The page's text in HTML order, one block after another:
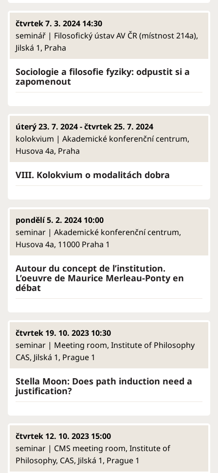
čtvrtek 7. 3. 2024 14:30
seminář | Filosofický ústav AV ČR (místnost 214a),
Jilská 1, Praha
Sociologie a filosofie fyziky: odpustit si a
zapomenout
úterý 23. 7. 2024 - čtvrtek 25. 7. 2024
kolokvium | Akademické konferenční centrum,
Husova 4a, Praha
VIII. Kolokvium o modalitách dobra
pondělí 5. 2. 2024 10:00
seminar | Akademické konferenční centrum,
Husova 4a, 11000 Praha 1
Autour du concept de l’institution.
L’oeuvre de Maurice Merleau-Ponty en
débat
čtvrtek 19. 10. 2023 10:30
seminar | Meeting room, Institute of Philosophy
CAS, Jilská 1, Prague 1
Stella Moon: Does path induction need a
justification?
čtvrtek 12. 10. 2023 15:00
seminar | CMS meeting room, Institute of
Philosophy, CAS, Jilská 1, Prague 1